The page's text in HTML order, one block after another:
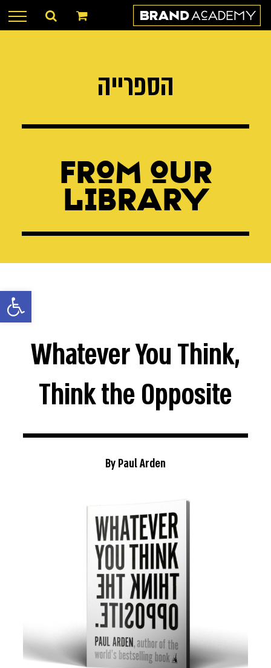
פתח סרגל
דלג
לתוכן
הספרייה
from our
Library
Whatever You Think,
Think the Opposite
By Paul Arden